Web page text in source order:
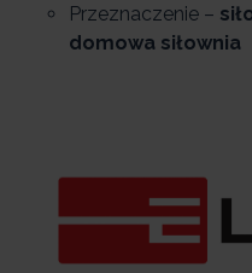
Przeznaczenie –
domowa siłownia